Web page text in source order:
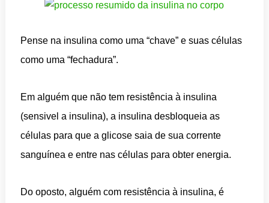
Pense na insulina como uma “chave” e suas células
como uma “fechadura”.
Em alguém que não tem resistência à insulina
(sensivel a insulina), a insulina desbloqueia as
células para que a glicose saia de sua corrente
sanguínea e entre nas células para obter energia.
Do oposto, alguém com resistência à insulina, é